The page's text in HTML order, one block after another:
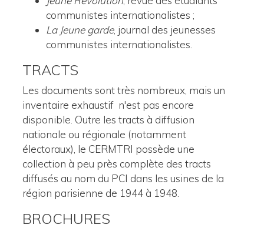
communistes internationalistes ;
La Jeune garde, journal des jeunesses
communistes internationalistes.
TRACTS
Les documents sont très nombreux, mais un
inventaire exhaustif n'est pas encore
disponible. Outre les tracts à diffusion
nationale ou régionale (notamment
électoraux), le CERMTRI possède une
collection à peu près complète des tracts
diffusés au nom du PCI dans les usines de la
région parisienne de 1944 à 1948.
BROCHURES